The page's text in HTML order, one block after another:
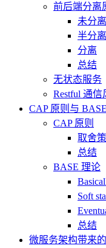
前后端分离
未分离
半分离
分离
总结
无状态服务
Restful 通信
CAP 原则与
CAP 原则
取舍
总结
BASE 理论
Soft
总结
微服务架构带来